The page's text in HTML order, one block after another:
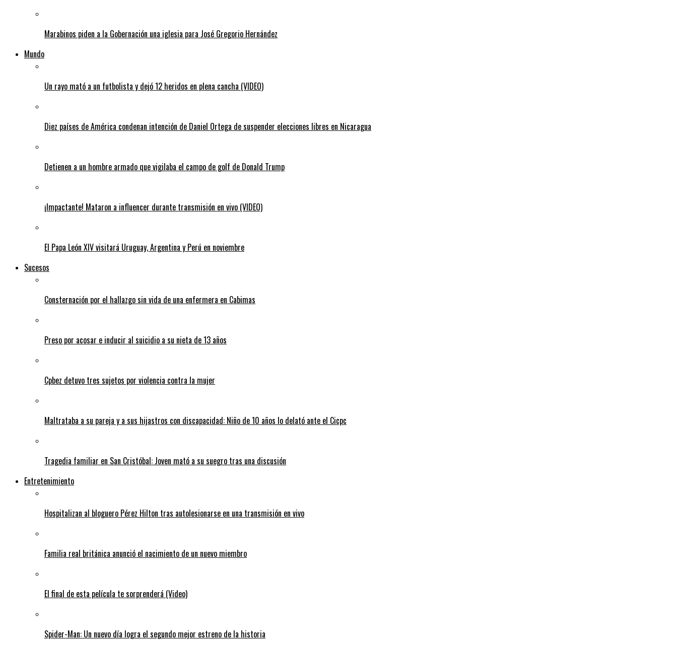
Marabinos piden a la Gobernación una iglesia para José Gregorio Hernández
Mundo
Un rayo mató a un futbolista y dejó 12 heridos en plena cancha (VIDEO)
Diez países de América condenan intención de Daniel Ortega de suspender elecciones libres en Nicaragua
Detienen a un hombre armado que vigilaba el campo de golf de Donald Trump
¡Impactante! Mataron a influencer durante transmisión en vivo (VIDEO)
El Papa León XIV visitará Uruguay, Argentina y Perú en noviembre
Sucesos
Consternación por el hallazgo sin vida de una enfermera en Cabimas
Preso por acosar e inducir al suicidio a su nieta de 13 años
Cpbez detuvo tres sujetos por violencia contra la mujer
Maltrataba a su pareja y a sus hijastros con discapacidad: Niño de 10 años lo delató ante el Cicpc
Tragedia familiar en San Cristóbal: Joven mató a su suegro tras una discusión
Entretenimiento
Hospitalizan al bloguero Pérez Hilton tras autolesionarse en una transmisión en vivo
Familia real británica anunció el nacimiento de un nuevo miembro
El final de esta película te sorprenderá (Video)
Spider-Man: Un nuevo día logra el segundo mejor estreno de la historia